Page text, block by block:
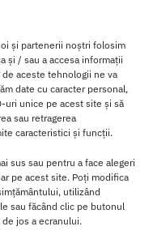
și partenerii noștri folosim
și / sau a accesa informații
aceste tehnologii ne va
date cu caracter personal,
uri unice pe acest site și să
sau retragerea
caracteristici și funcții.
sus sau pentru a face alegeri
pe acest site. Poți modifica
utilizând
sau făcând clic pe butonul
jos a ecranului.